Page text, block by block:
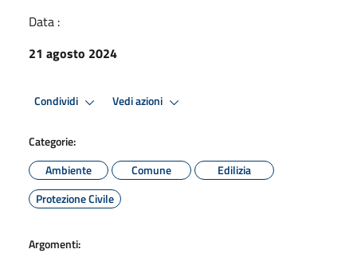
Data :
21 agosto 2024
Condividi Vedi azioni
Categorie:
Ambiente
Comune
Edilizia
Protezione Civile
Argomenti: